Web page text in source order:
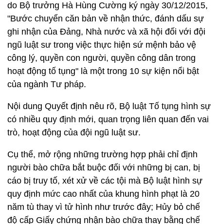
do Bộ trưởng Hà Hùng Cường ký ngày 30/12/2015,
"Bước chuyển căn bản về nhận thức, đánh dấu sự
ghi nhận của Đảng, Nhà nước và xã hội đối với đội
ngũ luật sư trong việc thực hiện sứ mệnh bảo vệ
công lý, quyền con người, quyền công dân trong
hoạt động tố tụng" là một trong 10 sự kiện nổi bật
của ngành Tư pháp.
Nội dung Quyết định nêu rõ, Bộ luật Tố tụng hình sự
có nhiều quy định mới, quan trọng liên quan đến vai
trò, hoạt động của đội ngũ luật sư.
Cụ thể, mở rộng những trường hợp phải chỉ định
người bào chữa bắt buộc đối với những bị can, bị
cáo bị truy tố, xét xử về các tội mà Bộ luật hình sự
quy định mức cao nhất của khung hình phạt là 20
năm tù thay vì tử hình như trước đây; Hủy bỏ chế
độ cấp Giấy chứng nhận bào chữa thay bằng chế